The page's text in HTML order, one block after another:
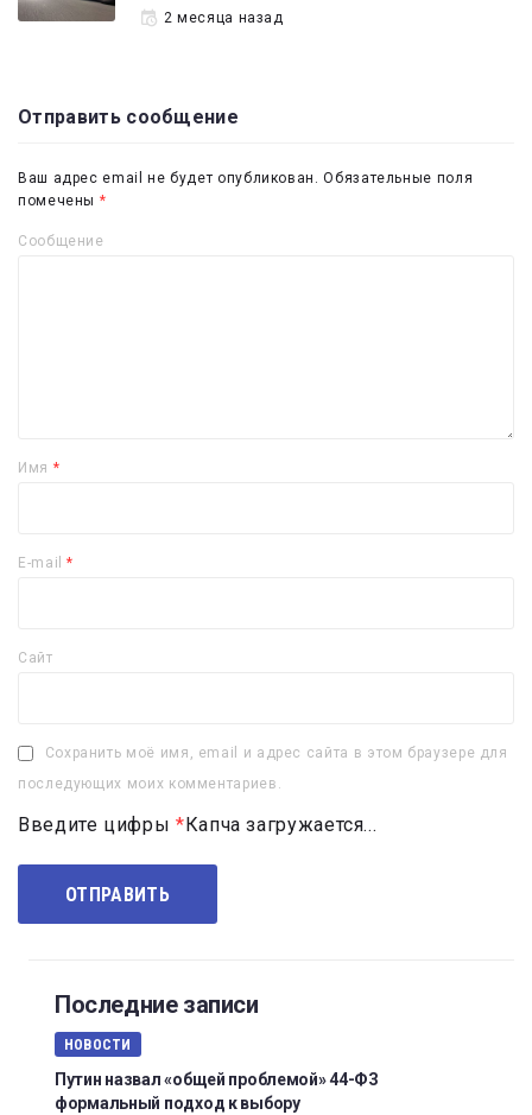
2 месяца назад
Отправить сообщение
Ваш адрес email не будет опубликован. Обязательные поля
помечены *
Сообщение
Имя *
E-mail*
Сайт
Сохранить моё имя, email и адрес сайта в этом браузере для
последующих моих комментариев.
Введите цифры * Капча загружается...
Последние записи
НОВОСТИ
Путин назвал «общей проблемой» 44-ФЗ
формальный подход к выбору